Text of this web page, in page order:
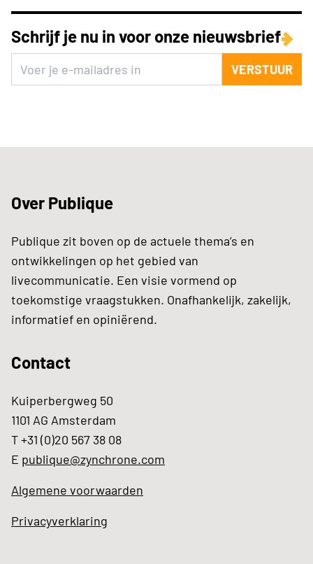
Schrijf je nu in voor onze nieuwsbrief
VERSTUUR
Over Publique
Publique zit boven op de actuele thema’s en
ontwikkelingen op het gebied van
livecommunicatie. Een visie vormend op
toekomstige vraagstukken. Onafhankelijk, zakelijk,
informatief en opiniërend.
Contact
Kuiperbergweg 50
1101 AG Amsterdam
T +31 (0)20 567 38 08
E publique@zynchrone.com
Algemene voorwaarden
Privacyverklaring